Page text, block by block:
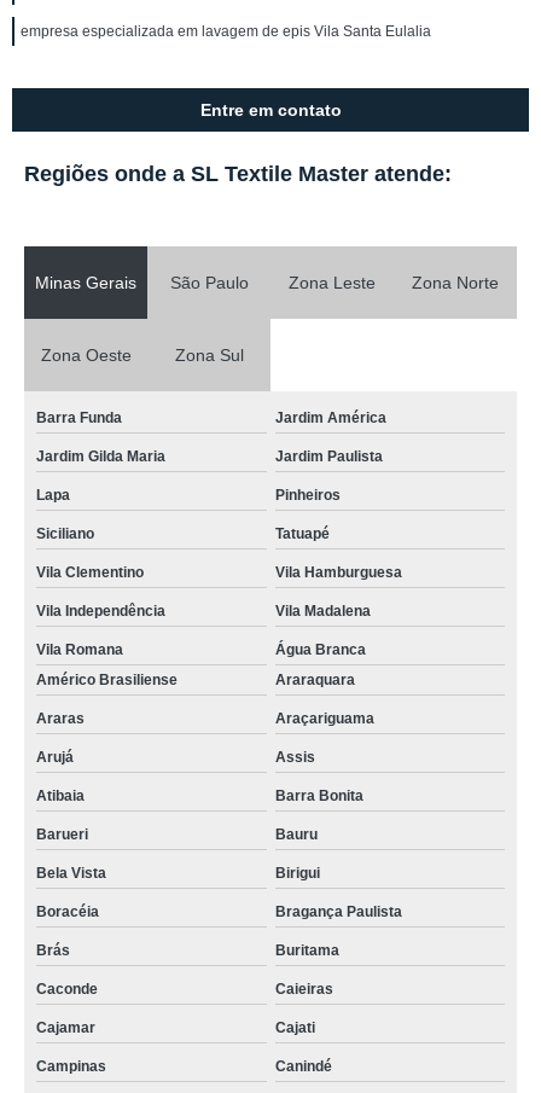
empresa especializada em lavagem de epis Vila Santa Eulalia
Entre em contato
Regiões onde a SL Textile Master atende:
Minas Gerais São Paulo Zona Leste Zona Norte
Zona Oeste Zona Sul
Barra Funda Jardim América
Jardim Gilda Maria Jardim Paulista
Lapa Pinheiros
Siciliano Tatuapé
Vila Clementino Vila Hamburguesa
Vila Independência Vila Madalena
Vila Romana
Água Branca
Américo Brasiliense
Araraquara
Araras Araçariguama
Arujá Assis
Atibaia Barra Bonita
Barueri Bauru
Bela Vista Birigui
Boracéia Bragança Paulista
Brás Buritama
Caconde Caieiras
Cajamar Cajati
Campinas Canindé